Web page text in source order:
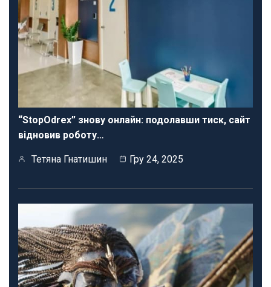
“StopOdrex” знову онлайн: подолавши тиск, сайт
відновив роботу…
Тетяна Гнатишин Гру 24, 2025